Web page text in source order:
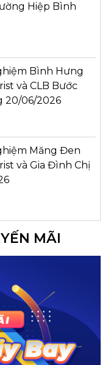
Hiệp Bình
Bình Hưng
và CLB Bước
20/06/2026
Măng Đen
và Gia Đình Chị
MÃI